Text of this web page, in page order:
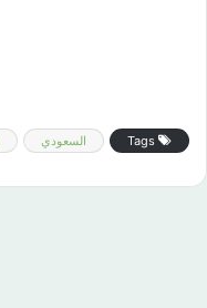
السعودي